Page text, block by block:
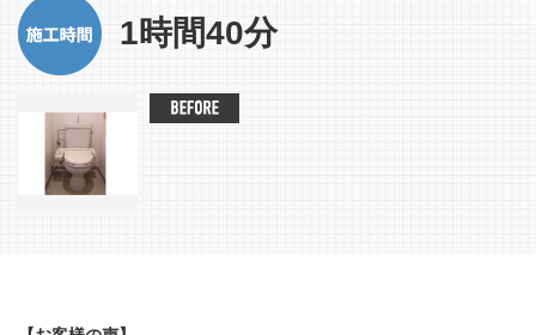
1時間40分